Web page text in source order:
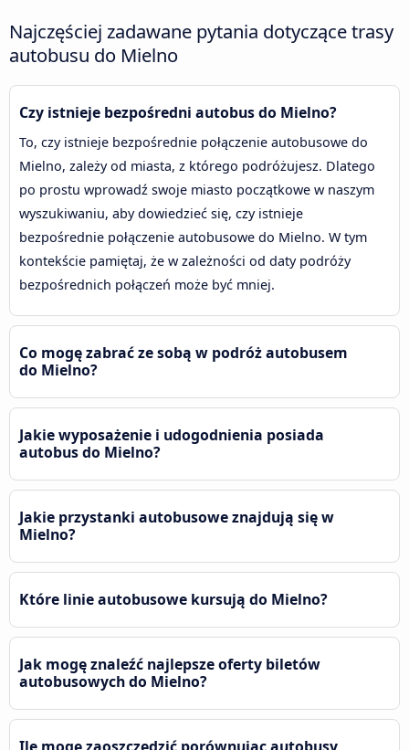
Najczęściej zadawane pytania dotyczące trasy
autobusu do Mielno
Czy istnieje bezpośredni autobus do Mielno?
To, czy istnieje bezpośrednie połączenie autobusowe do
Mielno, zależy od miasta, z którego podróżujesz. Dlatego
po prostu wprowadź swoje miasto początkowe w naszym
wyszukiwaniu, aby dowiedzieć się, czy istnieje
bezpośrednie połączenie autobusowe do Mielno. W tym
kontekście pamiętaj, że w zależności od daty podróży
bezpośrednich połączeń może być mniej.
Co mogę zabrać ze sobą w podróż autobusem
do Mielno?
Jakie wyposażenie i udogodnienia posiada
autobus do Mielno?
Jakie przystanki autobusowe znajdują się w
Mielno?
Które linie autobusowe kursują do Mielno?
Jak mogę znaleźć najlepsze oferty biletów
autobusowych do Mielno?